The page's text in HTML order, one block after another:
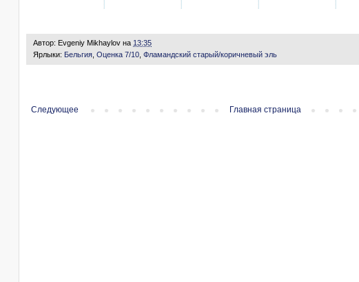
Автор: Evgeniy Mikhaylov на 13:35
Ярлыки: Бельгия Оценка 7/10 Фламандский старый/коричневый эль
Следующее Главная страница